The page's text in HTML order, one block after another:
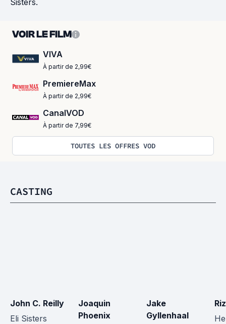
Sisters.
VOIR LE FILM
VIVA
À partir de 2,99€
PremiereMax
À partir de 2,99€
CanalVOD
À partir de 7,99€
TOUTES LES OFFRES VOD
CASTING
John C. Reilly
Eli Sisters
Joaquin
Phoenix
Jake
Gyllenhaal